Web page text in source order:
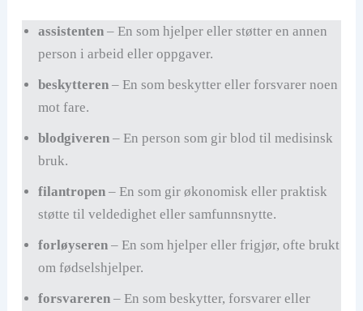
assistenten– En som hjelper eller støtter en annen
person i arbeid eller oppgaver.
beskytteren– En som beskytter eller forsvarer noen
mot fare.
blodgiveren– En person som gir blod til medisinsk
bruk.
filantropen– En som gir økonomisk eller praktisk
støtte til veldedighet eller samfunnsnytte.
forløyseren– En som hjelper eller frigjør, ofte brukt
om fødselshjelper.
forsvareren– En som beskytter, forsvarer eller